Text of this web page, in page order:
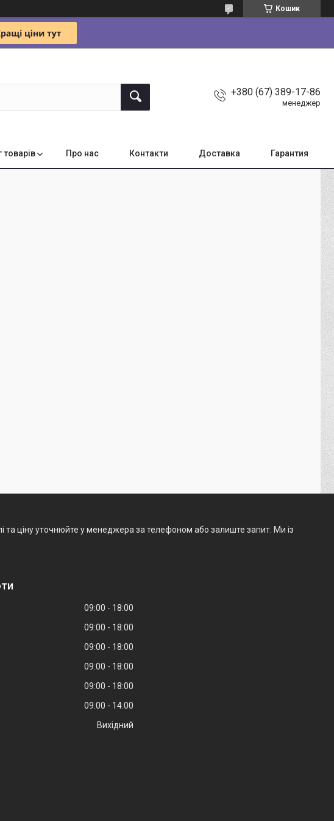
Кошик
+380 (67) 389-17-86
менеджер
товарів Про нас Контакти Доставка Гарантия
та ціну уточнюйте у менеджера за телефоном або залиште запит. Ми із
09:00
18:00
09:00
18:00
09:00
18:00
09:00
18:00
09:00
18:00
09:00
14:00
Вихідний